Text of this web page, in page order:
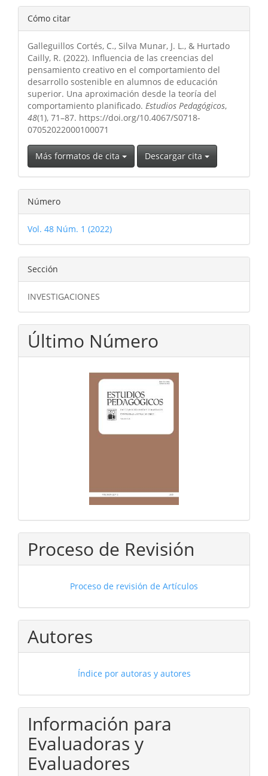
Detalles
del
artículo
Cómo citar
Galleguillos Cortés, C., Silva Munar, J. L., & Hurtado
Cailly, R. (2022). Influencia de las creencias del
pensamiento creativo en el comportamiento del
desarrollo sostenible en alumnos de educación
superior. Una aproximación desde la teoría del
comportamiento planificado. Estudios Pedagógicos,
48(1), 71–87. https://doi.org/10.4067/S0718-
07052022000100071
Más formatos de cita Descargar cita
Número
Vol. 48 Núm. 1 (2022)
Sección
INVESTIGACIONES
Último Número
Proceso de Revisión
Proceso de revisión de Artículos
Autores
Índice por autoras y autores
Información para
Evaluadoras y
Evaluadores